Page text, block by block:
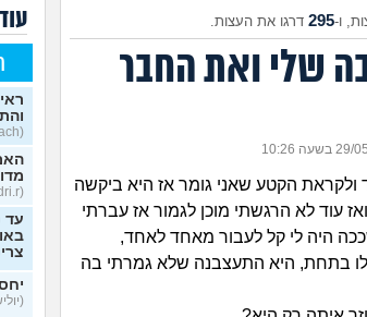
ו-295 דרגו את העצות.
שלי ואת החבר
ולקראת הקטע שאני גומר אז היא ביקשה
עוד לא הרגשתי מוכן לגמור אז עברתי
היה לי קל לעבור מאחד לאחד,
לו בתחת, היא התעצבנה שלא גמרתי בה
(Stoyosach, בן 16)
(Kfir.edri.r, בן 33)
עד